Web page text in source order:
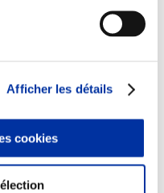
Afficher les détails
cookiesdes métiers